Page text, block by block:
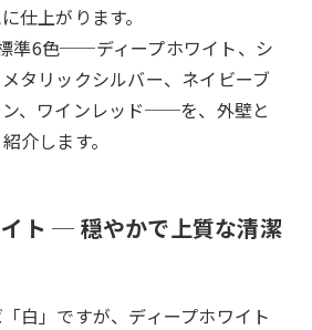
仕上がります。
準6色──ディープホワイト、シ
タリックシルバー、ネイビーブ
、ワインレッド──を、外壁と
介します。
ト ─ 穏やかで上質な清潔
白」ですが、ディープホワイト